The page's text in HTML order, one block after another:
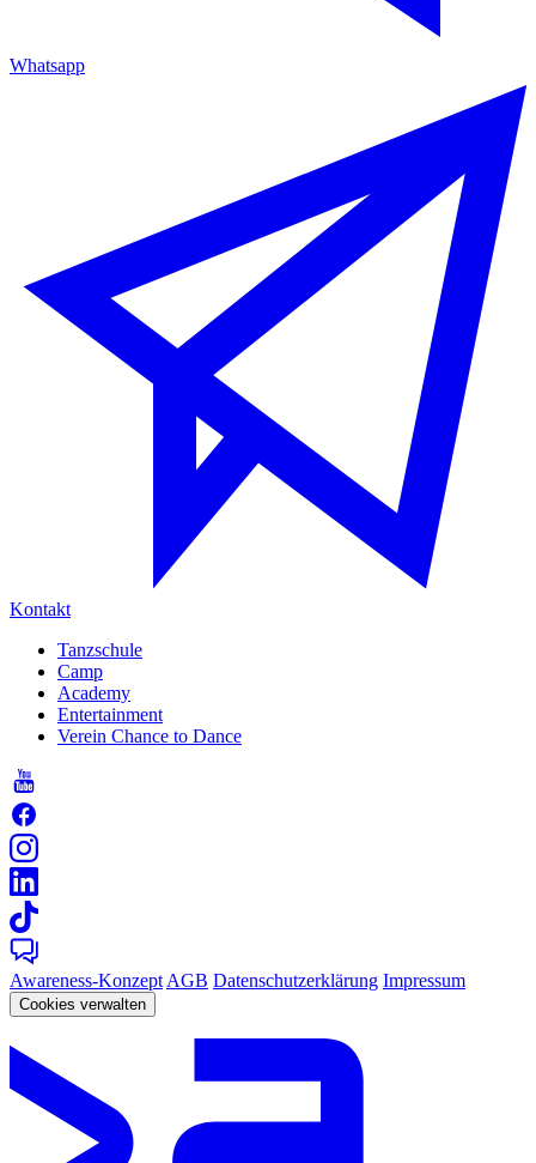
Whatsapp
Kontakt
Tanzschule
Camp
Academy
Entertainment
Verein Chance to Dance
Awareness-Konzept AGB Datenschutzerklärung Impressum
Cookies verwalten